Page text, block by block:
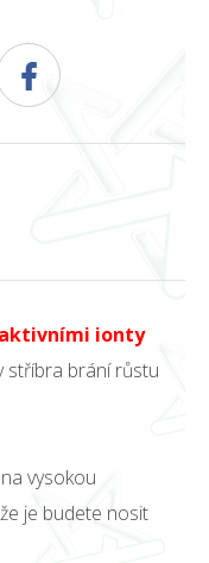
aktivními ionty
stříbra brání růstu
vysokou
je budete nosit